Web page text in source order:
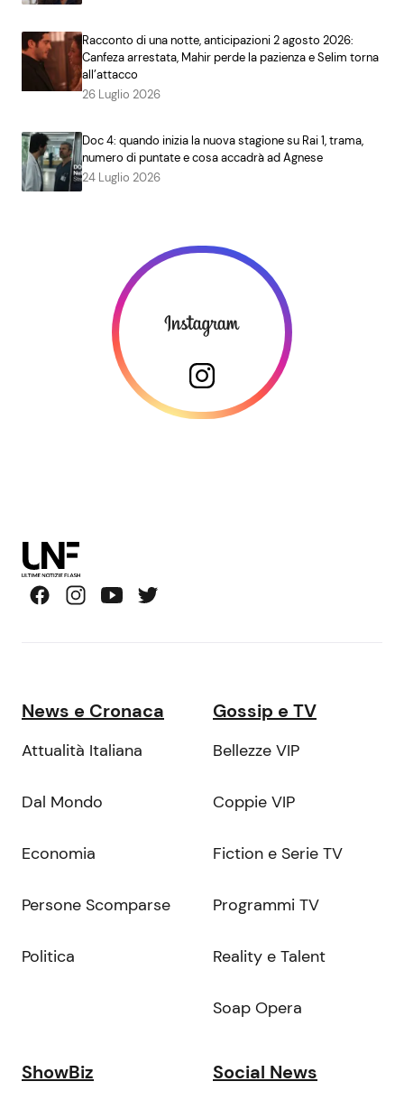
Racconto di una notte, anticipazioni 2 agosto 2026:
Canfeza arrestata, Mahir perde la pazienza e Selim torna
all’attacco
26 Luglio 2026
Doc 4: quando inizia la nuova stagione su Rai 1, trama,
numero di puntate e cosa accadrà ad Agnese
24 Luglio 2026
News e Cronaca
Attualità Italiana
Dal Mondo
Economia
Persone Scomparse
Politica
Gossip e TV
Bellezze VIP
Coppie VIP
Fiction e Serie TV
Programmi TV
Reality e Talent
Soap Opera
ShowBiz Social News